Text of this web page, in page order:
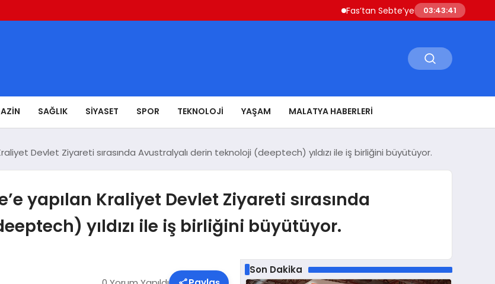
Fas’tan Sebte’ye Geçen Göçmenler
03:43:42
SAĞLIK SIYASET SPOR TEKNOLOJI YAŞAM MALATYA HABERLERI
Devlet Ziyareti sırasında Avustralyalı derin teknoloji (deeptech) yıldızı ile iş birliğini büyütüyor.
yapılan Kraliyet Devlet Ziyareti sırasında
yıldızı ile iş birliğini büyütüyor.
Son Dakika